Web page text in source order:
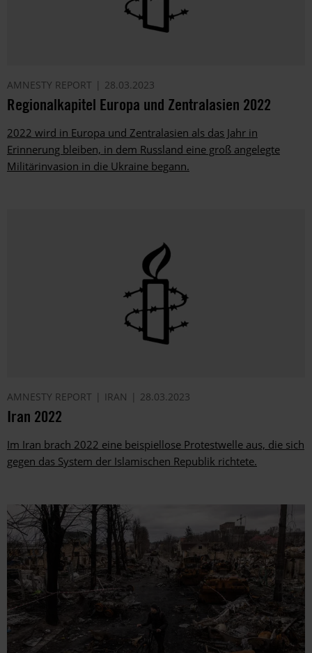
AMNESTY REPORT 28.03.2023
Regionalkapitel Europa und Zentralasien 2022
2022 wird in Europa und Zentralasien als das Jahr in
Erinnerung bleiben, in dem Russland eine groß angelegte
Militärinvasion in die Ukraine begann.
AMNESTY REPORT IRAN 28.03.2023
Iran 2022
Im Iran brach 2022 eine beispiellose Protestwelle aus, die sich
gegen das System der Islamischen Republik richtete.